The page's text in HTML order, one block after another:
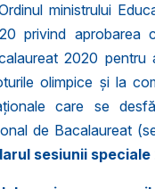
ministrului
privind aprobarea
2020 pentru
olimpice şi la
care se
de Bacalaureat
sesiunii speciale